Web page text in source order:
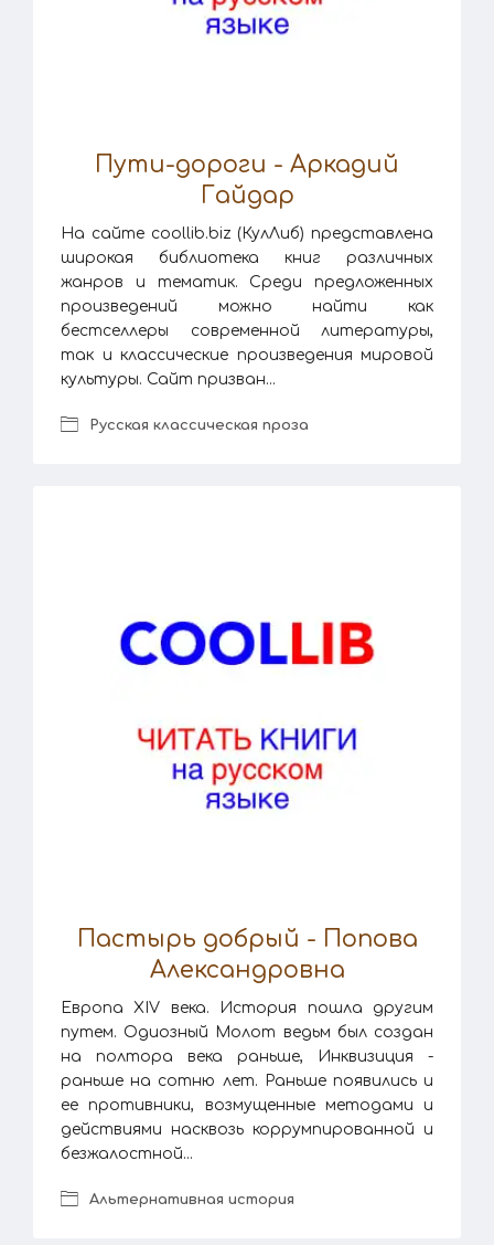
Пути-дороги - Аркадий
Гайдар
На сайте coollib.biz (КулЛиб) представлена
широкая библиотека книг различных
жанров и тематик. Среди предложенных
произведений можно найти как
бестселлеры современной литературы,
так и классические произведения мировой
культуры. Сайт призван...
Русская классическая проза
Пастырь добрый - Попова
Александровна
Европа XIV века. История пошла другим
путем. Одиозный Молот ведьм был создан
на полтора века раньше, Инквизиция -
раньше на сотню лет. Раньше появились и
ее противники, возмущенные методами и
действиями насквозь коррумпированной и
безжалостной...
Альтернативная история